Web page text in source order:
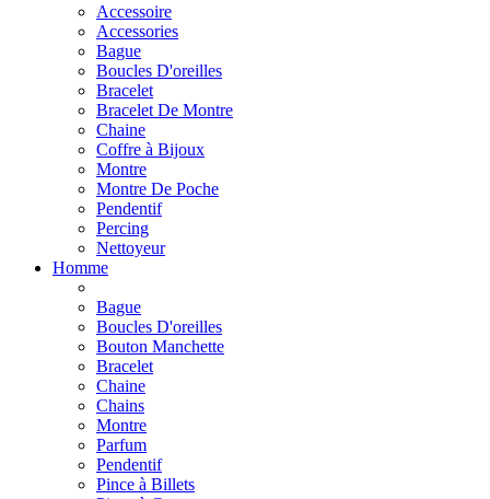
Accessoire
Accessories
Bague
Boucles D'oreilles
Bracelet
Bracelet De Montre
Chaine
Coffre à Bijoux
Montre
Montre De Poche
Pendentif
Percing
Nettoyeur
Homme
Bague
Boucles D'oreilles
Bouton Manchette
Bracelet
Chaine
Chains
Montre
Parfum
Pendentif
Pince à Billets